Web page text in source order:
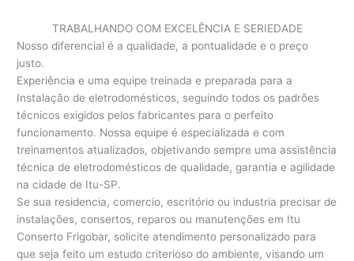
TRABALHANDO COM EXCELÊNCIA E SERIEDADE
Nosso diferencial é a qualidade, a pontualidade e o preço
justo.
Experiência e uma equipe treinada e preparada para a
Instalação de eletrodomésticos, seguindo todos os padrões
técnicos exigidos pelos fabricantes para o perfeito
funcionamento. Nossa equipe é especializada e com
treinamentos atualizados, objetivando sempre uma assistência
técnica de eletrodomésticos de qualidade, garantia e agilidade
na cidade de Itu-SP.
Se sua residencia, comercio, escritório ou industria precisar de
instalações, consertos, reparos ou manutenções em Itu
Conserto Frigobar, solicite atendimento personalizado para
que seja feito um estudo criterioso do ambiente, visando um